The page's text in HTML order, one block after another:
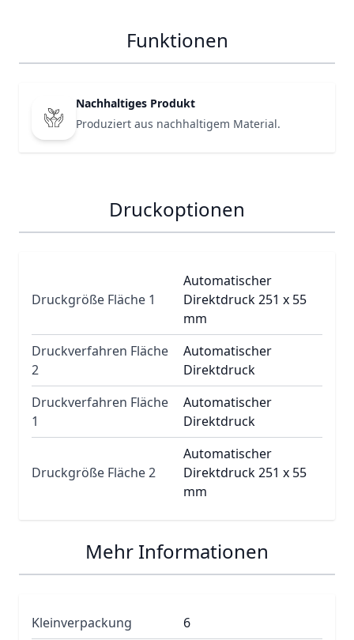
Funktionen
Nachhaltiges Produkt
Produziert aus nachhaltigem Material.
Druckoptionen
Druckgröße Fläche 1
Automatischer
Direktdruck 251 x 55
mm
Druckverfahren Fläche
2
Automatischer
Direktdruck
Druckverfahren Fläche
1
Automatischer
Direktdruck
Druckgröße Fläche 2
Automatischer
Direktdruck 251 x 55
mm
Mehr Informationen
Kleinverpackung
6